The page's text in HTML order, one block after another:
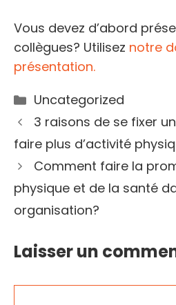
Vous devez d’abord
collègues? Utilisez notre
présentation.
Catégories
Uncategorized
3 raisons de se fixer
faire plus d’activité
Comment faire la
physique et de la santé
organisation?
Laisser un